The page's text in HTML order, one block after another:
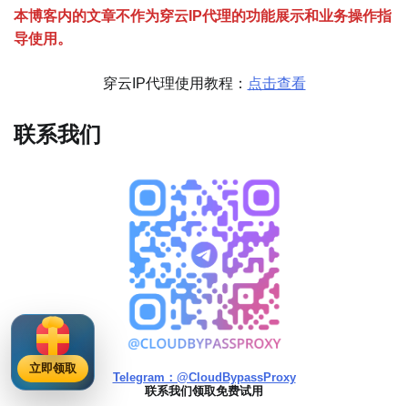
本博客内的文章不作为穿云 P代理的功能展示和业务操作指
导使用。
穿云IP代理使用教程： 点击查看
联系我们
Telegram：@CloudBypassProxy
联系我们领取免费试用
立即领取